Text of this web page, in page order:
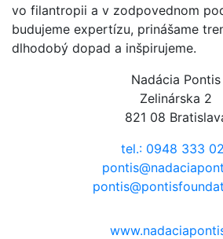
vo filantropii a v zodpovednom
budujeme expertízu, prinášame
dlhodobý dopad a inšpirujeme.
Nadácia Pontis
Zelinárska 2
821 08
tel.: 0948 333